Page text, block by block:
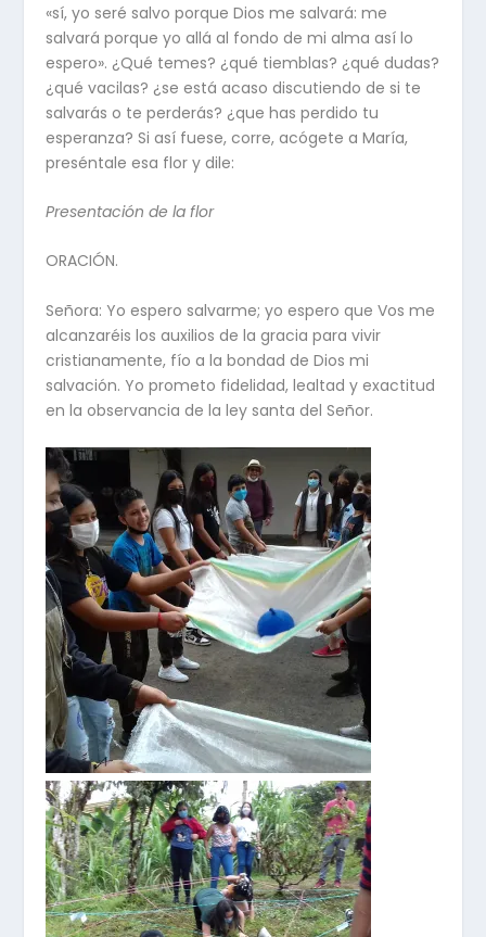
«sí, yo seré salvo porque Dios me salvará: me
salvará porque yo allá al fondo de mi alma así lo
espero». ¿Qué temes? ¿qué tiemblas? ¿qué dudas?
¿qué vacilas? ¿se está acaso discutiendo de si te
salvarás o te perderás? ¿que has perdido tu
esperanza? Si así fuese, corre, acógete a María,
preséntale esa flor y dile:
Presentación de la flor
ORACIÓN.
Señora: Yo espero salvarme; yo espero que Vos me
alcanzaréis los auxilios de la gracia para vivir
cristianamente, fío a la bondad de Dios mi
salvación. Yo prometo fidelidad, lealtad y exactitud
en la observancia de la ley santa del Señor.